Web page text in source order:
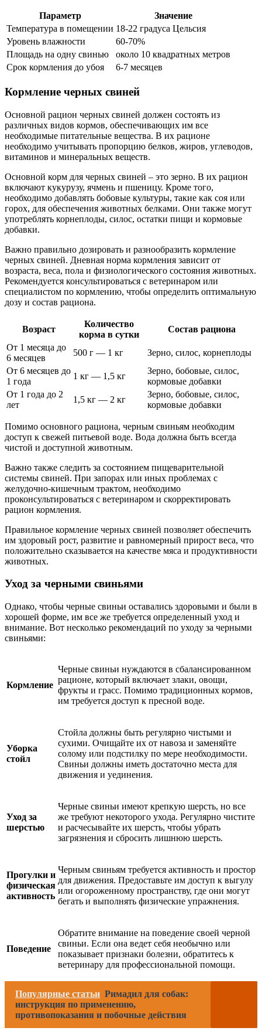
Параметр
Значение
Температура в помещении 18-22 градуса Цельсия
Уровень влажности
60-70%
Площадь на одну свинью
около 10 квадратных метров
Срок кормления до убоя
6-7 месяцев
Кормление черных свиней
Основной рацион черных свиней должен состоять из
различных видов кормов, обеспечивающих им все
необходимые питательные вещества. В их рационе
необходимо учитывать пропорцию белков, жиров, углеводов,
витаминов и минеральных веществ.
Основной корм для черных свиней – это зерно. В их рацион
включают кукурузу, ячмень и пшеницу. Кроме того,
необходимо добавлять бобовые культуры, такие как соя или
горох, для обеспечения животных белками. Они также могут
употреблять корнеплоды, силос, остатки пищи и кормовые
добавки.
Важно правильно дозировать и разнообразить кормление
черных свиней. Дневная норма кормления зависит от
возраста, веса, пола и физиологического состояния животных.
Рекомендуется консультироваться с ветеринаром или
специалистом по кормлению, чтобы определить оптимальную
дозу и состав рациона.
Возраст
Количество
корма в сутки
Состав рациона
От 1 месяца до
6 месяцев
500 г — 1 кг
Зерно, силос, корнеплоды
От 6 месяцев до
1 года
1 кг — 1,5 кг
Зерно, бобовые, силос,
кормовые добавки
От 1 года до 2
лет
1,5 кг — 2 кг
Зерно, бобовые, силос,
кормовые добавки
Помимо основного рациона, черным свиньям необходим
доступ к свежей питьевой воде. Вода должна быть всегда
чистой и доступной животным.
Важно также следить за состоянием пищеварительной
системы свиней. При запорах или иных проблемах с
желудочно-кишечным трактом, необходимо
проконсультироваться с ветеринаром и скорректировать
рацион кормления.
Правильное кормление черных свиней позволяет обеспечить
им здоровый рост, развитие и равномерный прирост веса, что
положительно сказывается на качестве мяса и продуктивности
животных.
Уход за черными свиньями
Однако, чтобы черные свиньи оставались здоровыми и были в
хорошей форме, им все же требуется определенный уход и
внимание. Вот несколько рекомендаций по уходу за черными
свиньями:
Кормление
Черные свиньи нуждаются в сбалансированном
рационе, который включает злаки, овощи,
фрукты и грасс. Помимо традиционных кормов,
им требуется доступ к пресной воде.
Уборка
стойл
Стойла должны быть регулярно чистыми и
сухими. Очищайте их от навоза и заменяйте
солому или подстилку по мере необходимости.
Свиньи должны иметь достаточно места для
движения и уединения.
Уход за
шерстью
Черные свиньи имеют крепкую шерсть, но все
же требуют некоторого ухода. Регулярно чистите
и расчесывайте их шерсть, чтобы убрать
загрязнения и сбросить лишнюю шерсть.
Прогулки и
физическая
активность
Черным свиньям требуется активность и простор
для движения. Предоставьте им доступ к выгулу
или огороженному пространству, где они могут
бегать и выполнять физические упражнения.
Поведение
Обратите внимание на поведение своей черной
свиньи. Если она ведет себя необычно или
показывает признаки болезни, обратитесь к
ветеринару для профессиональной помощи.
Популярные статьи Римадил для собак:
инструкция по применению,
противопоказания и побочные действия